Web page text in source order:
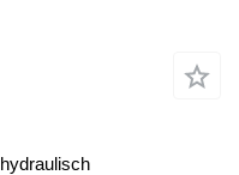
hydraulisch